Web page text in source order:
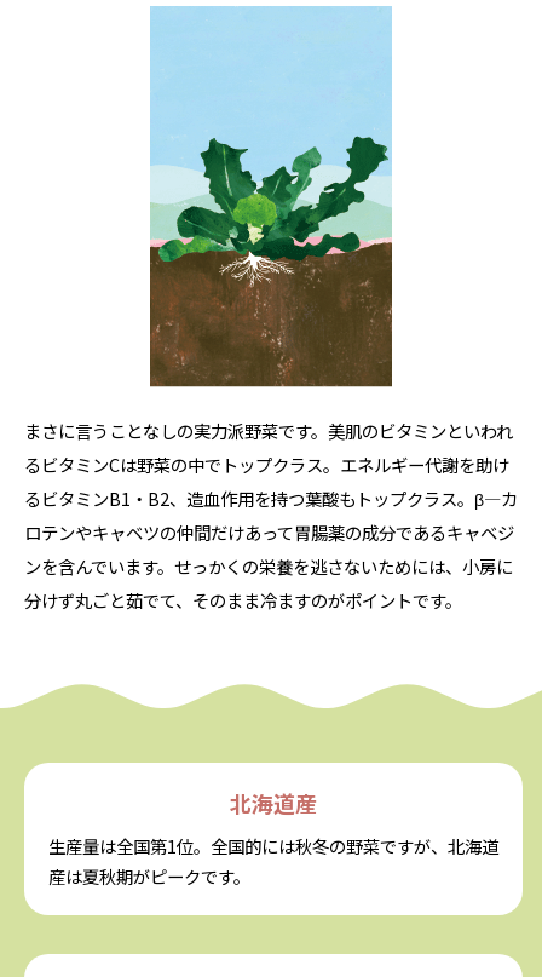
まさに言うことなしの実力派野菜です。美肌のビタミンといわれ
るビタミンCは野菜の中でトップクラス。エネルギー代謝を助け
るビタミンB1・B2、造血作用を持つ葉酸もトップクラス。β―カ
ロテンやキャベツの仲間だけあって胃腸薬の成分であるキャベジ
ンを含んでいます。せっかくの栄養を逃さないためには、小房に
分けず丸ごと茹でて、そのまま冷ますのがポイントです。
北海道産
生産量は全国第1位。全国的には秋冬の野菜ですが、北海道
産は夏秋期がピークです。